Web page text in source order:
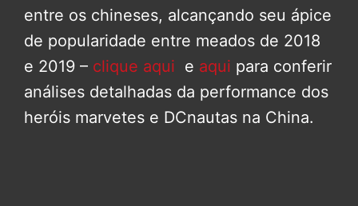
entre os chineses, alcançando seu ápice
de popularidade entre meados de 2018
e 2019 – clique aqui e aqui para conferir
análises detalhadas da performance dos
heróis marvetes e DCnautas na China.